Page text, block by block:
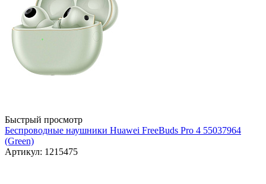
Быстрый просмотр
Беспроводные наушники Huawei FreeBuds Pro 4 55037964
(Green)
Артикул: 1215475